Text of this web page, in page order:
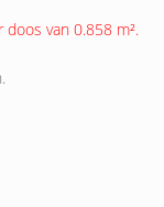
van 0.858 m².